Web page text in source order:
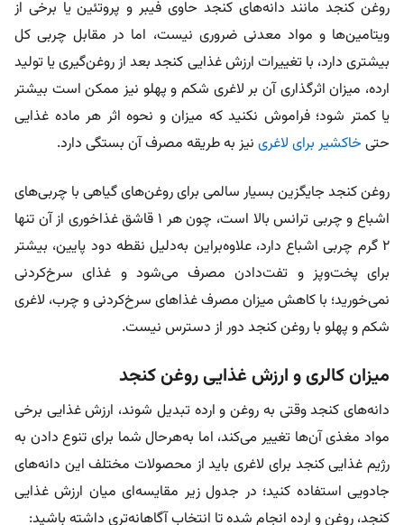
روغن کنجد مانند دانه‌های کنجد حاوی فیبر و پروتئین یا برخی از
ویتامین‌ها و مواد معدنی ضروری نیست، اما در مقابل چربی کل
بیشتری دارد، با تغییرات ارزش غذایی کنجد بعد از روغن‌گیری یا تولید
ارده، میزان اثرگذاری آن بر لاغری شکم و پهلو نیز ممکن است بیشتر
یا کمتر شود؛ فراموش نکنید که میزان و نحوه اثر هر ماده غذایی
حتی خاکشیر برای لاغری نیز به طریقه مصرف آن بستگی دارد.
روغن کنجد جایگزین بسیار سالمی برای روغن‌های گیاهی با چربی‌های
اشباع و چربی ترانس بالا است، چون هر ۱ قاشق غذاخوری از آن تنها
۲ گرم چربی اشباع دارد، علاوه‌براین به‌دلیل نقطه دود پایین، بیشتر
برای پخت‌وپز و تفت‌دادن مصرف می‌شود و غذای سرخ‌کردنی
نمی‌خورید؛ با کاهش میزان مصرف غذاهای سرخ‌کردنی و چرب، لاغری
شکم و پهلو با روغن کنجد دور از دسترس نیست.
میزان کالری و ارزش غذایی روغن کنجد
دانه‌های کنجد وقتی به روغن و ارده تبدیل شوند، ارزش غذایی برخی
مواد مغذی آن‌ها تغییر می‌کند، اما به‌هرحال شما برای تنوع دادن به
رژیم غذایی کنجد برای لاغری باید از محصولات مختلف این دانه‌های
جادویی استفاده کنید؛ در جدول زیر مقایسه‌ای میان ارزش غذایی
کنجد، روغن و ارده انجام شده تا انتخاب آگاهانه‌تری داشته باشید: